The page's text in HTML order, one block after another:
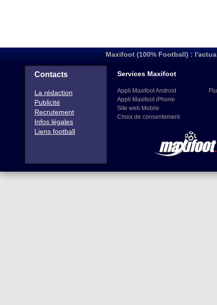
Maxifoot (100% Football) :
Contacts
La rédaction
Publicité
Recrutement
Infos légales
Liens football
Services Maxifoot
Appli Maxifoot Android
Appli Maxifoot iPhone
Site web Mobile
Choix de consentement